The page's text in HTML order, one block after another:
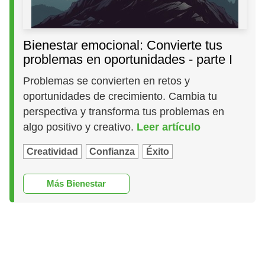
Bienestar emocional: Convierte tus
problemas en oportunidades - parte I
Problemas se convierten en retos y
oportunidades de crecimiento. Cambia tu
perspectiva y transforma tus problemas en
algo positivo y creativo. Leer artículo
Creatividad Confianza Éxito
Más Bienestar